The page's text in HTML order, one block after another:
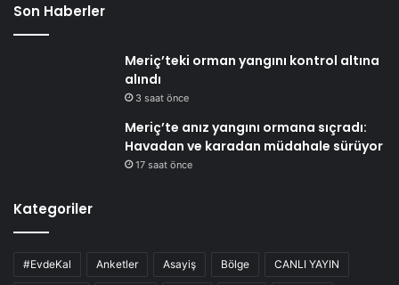
Son Haberler
Meriç’teki orman yangını kontrol altına
alındı
3 saat önce
Meriç’te anız yangını ormana sıçradı:
Havadan ve karadan müdahale sürüyor
17 saat önce
Kategoriler
#EvdeKal Anketler Asayiş Bölge CANLI YAYIN